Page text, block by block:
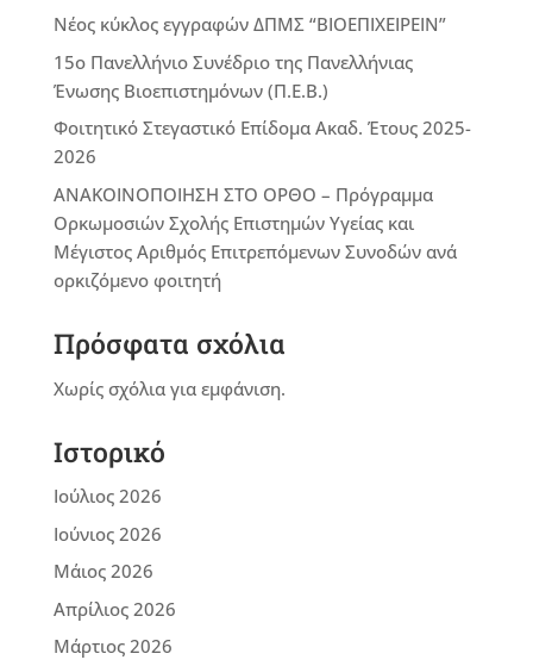
Νέος κύκλος εγγραφών ΔΠΜΣ “ΒΙΟΕΠΙΧΕΙΡΕΙΝ”
15ο Πανελλήνιο Συνέδριο της Πανελλήνιας
Ένωσης Βιοεπιστημόνων (Π.Ε.Β.)
Φοιτητικό Στεγαστικό Επίδομα Ακαδ. Έτους 2025-
2026
ΑΝΑΚΟΙΝΟΠΟΙΗΣΗ ΣΤΟ ΟΡΘΟ – Πρόγραμμα
Ορκωμοσιών Σχολής Επιστημών Υγείας και
Μέγιστος Αριθμός Επιτρεπόμενων Συνοδών ανά
ορκιζόμενο φοιτητή
Πρόσφατα σχόλια
Χωρίς σχόλια για εμφάνιση.
Ιστορικό
Ιούλιος 2026
Ιούνιος 2026
Μάιος 2026
Απρίλιος 2026
Μάρτιος 2026